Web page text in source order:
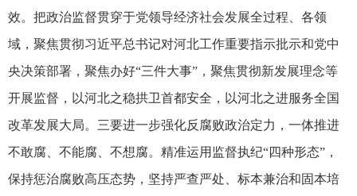
效。把政治监督贯穿于党领导经济社会发展全过程、各领
域，聚焦贯彻习近平总书记对河北工作重要指示批示和党中
央决策部署，聚焦办好“三件大事”，聚焦贯彻新发展理念等
开展监督，以河北之稳拱卫首都安全，以河北之进服务全国
改革发展大局。三要进一步强化反腐败政治定力，一体推进
不敢腐、不能腐、不想腐。精准运用监督执纪“四种形态”，
保持惩治腐败高压态势，坚持严查严处、标本兼治和固本培